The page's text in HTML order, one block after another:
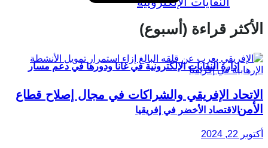
إدارة النفايات الإلكترونية في غانا ودورها في دعم مسار
الاقتصاد الأخضر في إفريقيا
الأكثر قراءة (أسبوع)
الاتحاد الإفريقي والشراكات في مجال إصلاح قطاع
الأمن
أكتوبر 22, 2024